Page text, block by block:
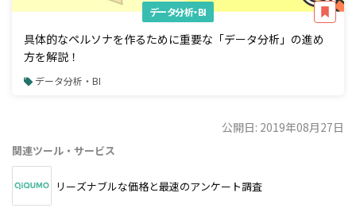
データ分析・BI
具体的なペルソナを作るために重要な「データ分析」の進め
方を解説！
データ分析・BI
公開日: 2019年08月27日
関連ツール・サービス
リーズナブルな価格と最速のアンケート調査